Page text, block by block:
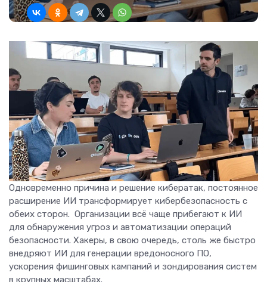
Одновременно причина и решение кибератак, постоянное
расширение ИИ трансформирует кибербезопасность с
обеих сторон. Организации всё чаще прибегают к ИИ
для обнаружения угроз и автоматизации операций
безопасности. Хакеры, в свою очередь, столь же быстро
внедряют ИИ для генерации вредоносного ПО,
ускорения фишинговых кампаний и зондирования систем
в крупных масштабах.